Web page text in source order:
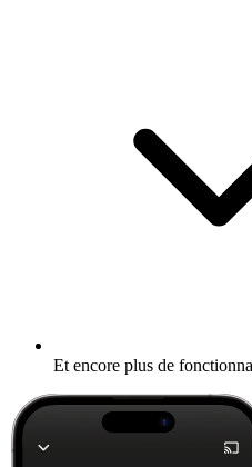
Et encore plus de